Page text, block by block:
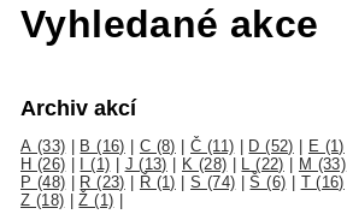
Vyhledané akce
Archiv akcí
A (33) B (16) C (8) |Č (11) D (52) E (1)
H (26)
I (1) J (13) K (28) L (22) M (33)
P (48)
R (23) Ř (1) |S (74) |Š (6) T (16)
Z (18) |Ž (1)